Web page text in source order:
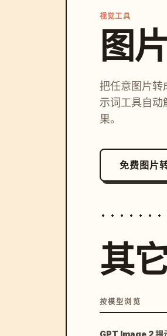
视觉工具
图
把任意图片转
示词工具自动
果。
免费图片
其
按模型浏览